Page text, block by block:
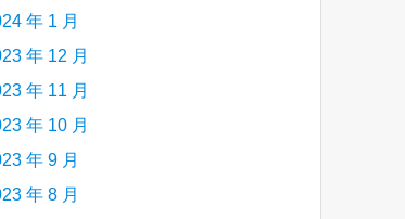
年 1 月
年 12 月
年 11 月
年 10 月
年 9 月
年 8 月